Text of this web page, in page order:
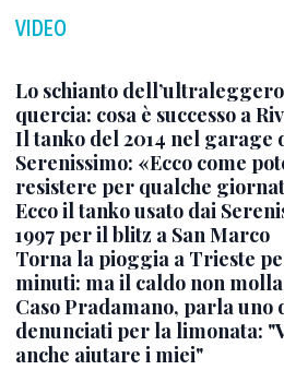
VIDEO
Lo schianto
quercia: cosa è successo a
Il tanko del 2014 nel garage
Serenissimo: «Ecco come
resistere per qualche
Ecco il tanko usato dai
1997 per il blitz a San Marco
Torna la pioggia a Trieste
minuti: ma il caldo non molla
Caso Pradamano, parla uno
denunciati per la limonata:
anche aiutare i miei"